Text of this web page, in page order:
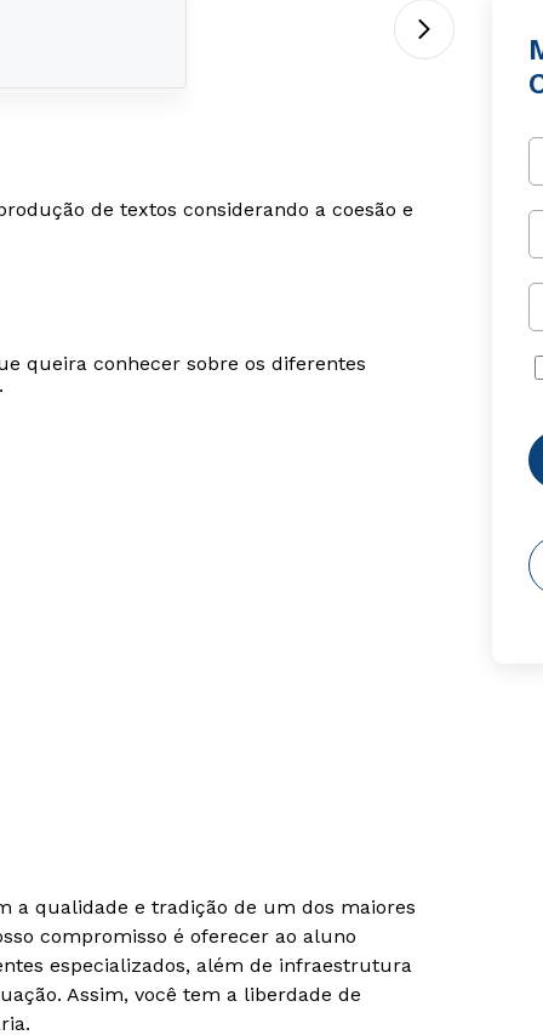
de textos considerando a coesão e
queira conhecer sobre os diferentes
a qualidade e tradição de um dos maiores
compromisso é oferecer ao aluno
especializados, além de infraestrutura
Assim, você tem a liberdade de